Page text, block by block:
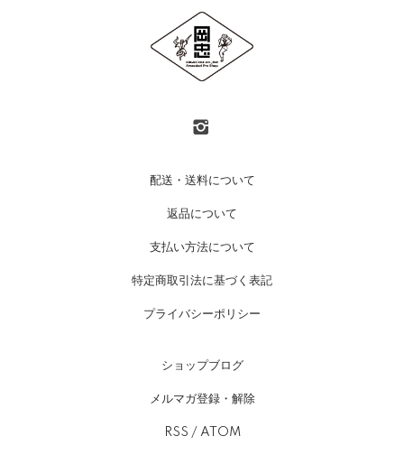
配送・送料について
返品について
支払い方法について
特定商取引法に基づく表記
プライバシーポリシー
ショップブログ
メルマガ登録・解除
RSS / ATOM